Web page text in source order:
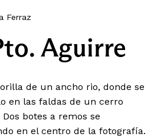
Ferraz
Aguirre
de un ancho rio, donde se
en las faldas de un cerro
botes a remos se
en el centro de la fotografía.